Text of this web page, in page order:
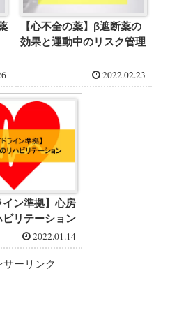
【心不全の薬】β遮断薬の
効果と運動中のリスク管理
2022.02.23
イン準拠】心房
リテーション
2022.01.14
サーリンク